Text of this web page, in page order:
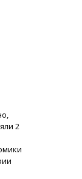
2